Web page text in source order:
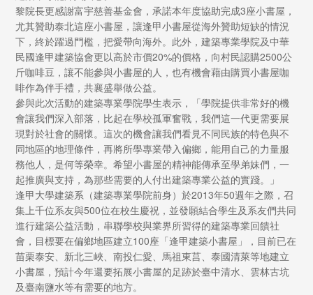
黎院長更感謝富宇慈善基金會，承諾本年度協助完成3座小書屋，
尤其贊助泰北這座小書屋，讓逢甲小書屋從海外贊助短缺的情況
下，終於躍過門檻，把愛帶向海外。此外，建築專業學院及中華
民國逢甲建築協會更以高於市價20%的價格，向村民認購2500公
斤咖啡豆，讓不能參與小書屋的人，也有機會藉由購買小書屋咖
啡作為伴手禮，共襄盛舉做公益。
參與此次活動的建築專業學院學生表示，「學院提供非常好的機
會讓我們深入部落，比起在學校孤軍奮戰，我們這一代更需要展
現對於社會的關懷。這次的機會讓我們看見不同民族的特色與不
同地區的地理條件，再將所學專業帶入偏鄉，能用自己的力量服
務他人，是何等榮幸。希望小書屋的精神能傳承至學弟妹們，一
起推廣與支持，為那些需要的人付出建築專業公益的實踐。」
逢甲大學建築系（建築專業學院前身）於2013年50週年之際，召
集上千位系友與500位在校生慶祝，並發願結合學生及系友們共同
進行建築公益活動，串聯學校與業界所習得的建築專業回饋社
會，目標要在偏鄉地區建立100座「逢甲建築小書屋」，目前已在
苗栗泰安、新北三峽、南投仁愛、馬祖東莒、泰國清萊等地建立
小書屋，預計今年還要拓展小書屋的足跡於臺中清水、雲林古坑
及臺南鹽水等有需要的地方。